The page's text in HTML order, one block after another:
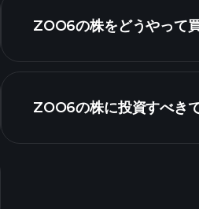
ZOO6の株をどうやって
ZOO6の株に投資すべき